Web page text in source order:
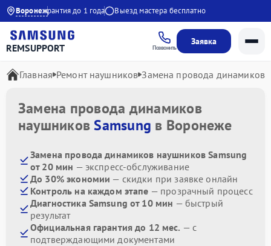
Воронеж
20:00 Гарантия до 1 года Выезд мастера бесплатно
REMSUPPORT Позвонить
Заявка
Главная Ремонт наушников Замена провода динамиков
Замена провода динамиков
наушниковSamsung в Воронеже
Замена провода динамиков наушников Samsung
от 20 мин — экспресс-обслуживание
До 30% экономии — скидки при заявке онлайн
Контроль на каждом этапе — прозрачный процесс
Диагностика Samsung от 10 мин — быстрый
результат
Официальная гарантия до 12 мес. — с
подтверждающими документами